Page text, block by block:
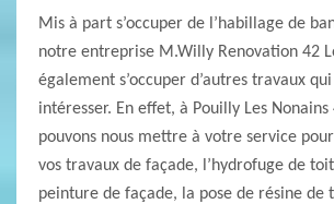
Mis à part s’occuper de l’habillage de
notre entreprise M.Willy Renovation 42
également s’occuper d’autres travaux
intéresser. En effet, à Pouilly Les Nonains
pouvons nous mettre à votre service pour
vos travaux de façade, l’hydrofuge de
peinture de façade, la pose de résine de